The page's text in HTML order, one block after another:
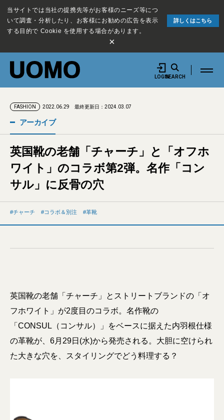
当サイトでは当社の提携先等がお客様のニーズ等につ
いて調査・分析したり、お客様にお勧めの広告を表示
する目的で Cookie を使用する場合があります。
詳しくはこちら
×
LOGINSEARCH
FASHION 2022.06.29 最終更新日：2024.03.07
アーカイブ
英国靴の老舗「チャーチ」と「オフホ
ワイト」のコラボ第2弾。名作「コン
サル」に反骨の穴
チャーチ コラボ＆別注 革靴
英国靴の老舗「チャーチ」とストリートブランドの「オ
フホワイト」が2度目のコラボ。名作靴の
「CONSUL（コンサル）」をベースに据えた内羽根仕様
の革靴が、6月29日(水)から発売される。大胆に空けられ
た大きな穴を、スタイリングでどう料理する？